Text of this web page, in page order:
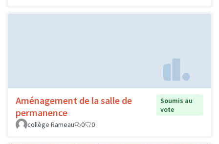
Aménagement de la salle de
permanence
Soumis au
vote
collège Rameau
0 0